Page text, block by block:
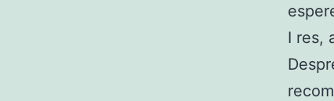
I res,